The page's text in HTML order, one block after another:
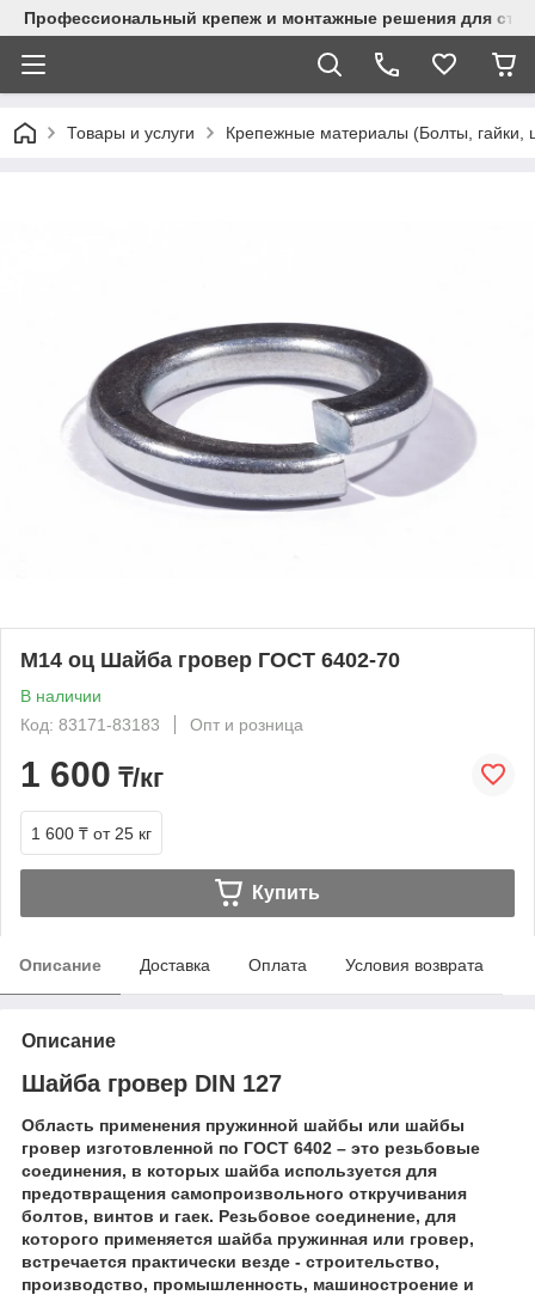
Профессиональный крепеж и монтажные решения для
Товары и услуги Крепежные материалы (Болты, гайки,
М14 оц Шайба гровер ГОСТ 6402-70
В наличии
Код: 83171-83183
Опт и розница
1 600 ₸/кг
1 600 ₸ от 25 кг
Купить
Описание Доставка Оплата Условия возврата
Описание
Шайба гровер DIN 127
Область применения пружинной шайбы или шайбы
гровер изготовленной по ГОСТ 6402 – это резьбовые
соединения, в которых шайба используется для
предотвращения самопроизвольного откручивания
болтов, винтов и гаек. Резьбовое соединение, для
которого применяется шайба пружинная или гровер,
встречается практически везде - строительство,
производство, промышленность, машиностроение и